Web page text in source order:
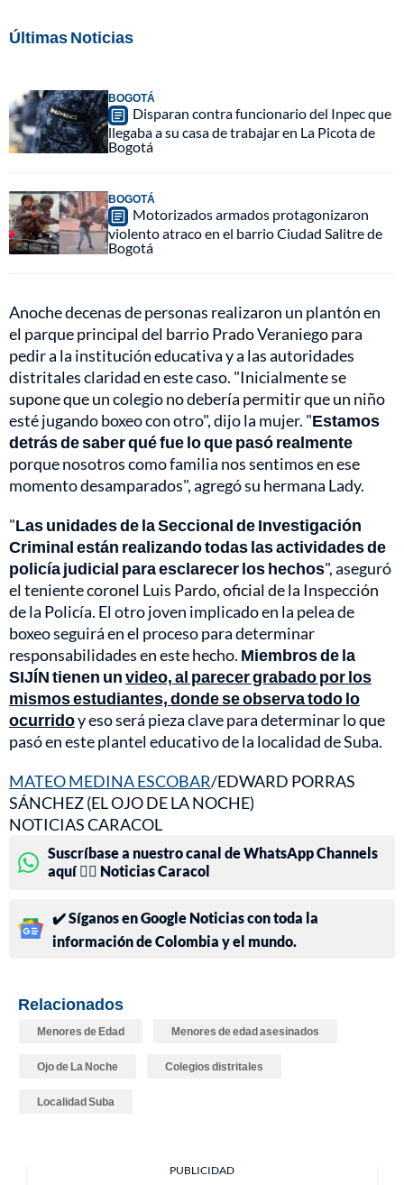
Últimas Noticias
BOGOTÁ
Disparan contra funcionario del Inpec que
llegaba a su casa de trabajar en La Picota de
Bogotá
BOGOTÁ
Motorizados armados protagonizaron
violento atraco en el barrio Ciudad Salitre de
Bogotá
Anoche decenas de personas realizaron un plantón en
el parque principal del barrio Prado Veraniego para
pedir a la institución educativa y a las autoridades
distritales claridad en este caso. "Inicialmente se
supone que un colegio no debería permitir que un niño
esté jugando boxeo con otro", dijo la mujer. "Estamos
detrás de saber qué fue lo que pasó realmente
porque nosotros como familia nos sentimos en ese
momento desamparados", agregó su hermana Lady.
"Las unidades de la Seccional de Investigación
Criminal están realizando todas las actividades de
policía judicial para esclarecer los hechos", aseguró
el teniente coronel Luis Pardo, oficial de la Inspección
de la Policía. El otro joven implicado en la pelea de
boxeo seguirá en el proceso para determinar
responsabilidades en este hecho. Miembros de la
SIJÍN tienen unvideo, al parecer grabado por los
mismos estudiantes, donde se observa todo lo
ocurridoy eso será pieza clave para determinar lo que
pasó en este plantel educativo de la localidad de Suba.
MATEO MEDINA ESCOBAR/EDWARD PORRAS
SÁNCHEZ (EL OJO DE LA NOCHE)
NOTICIAS CARACOL
Suscríbase a nuestro canal de WhatsApp Channels
aquí 👉🏻 Noticias Caracol
✔️ Síganos en Google Noticias con toda la
información de Colombia y el mundo.
Relacionados
Menores de Edad Menores de edad asesinados
Ojo de La Noche Colegios distritales
Localidad Suba
PUBLICIDAD